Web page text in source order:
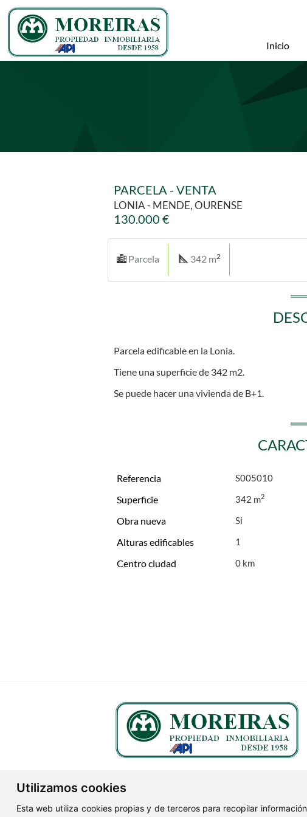
Utilizamos cookies
Esta web utiliza cookies propias y de terceros para recopilar
Inicio
PARCELA - VENTA
LONIA - MENDE, OURENSE
130.000 €
Parcela 342 m2
Parcela edificable en la Lonia.
Tiene una superficie de 342 m2.
Se puede hacer una vivienda de B+1.
Referencia S005010
Superficie 342 m2
Obra nueva
Alturas edificables 1
Centro ciudad 0 km